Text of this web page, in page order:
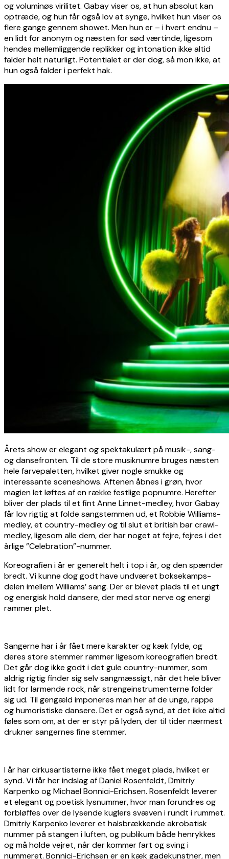
og voluminøs virilitet. Gabay viser os, at hun absolut kan
optræde, og hun får også lov at synge, hvilket hun viser os
flere gange gennem showet. Men hun er – i hvert endnu –
en lidt for anonym og næsten for sød værtinde, ligesom
hendes mellemliggende replikker og intonation ikke altid
falder helt naturligt. Potentialet er der dog, så mon ikke, at
hun også falder i perfekt hak.
Årets show er elegant og spektakulært på musik-, sang-
og dansefronten. Til de store musiknumre bruges næsten
hele farvepaletten, hvilket giver nogle smukke og
interessante sceneshows. Aftenen åbnes i grøn, hvor
magien let løftes af en række festlige popnumre. Herefter
bliver der plads til et fint Anne Linnet-medley, hvor Gabay
får lov rigtig at folde sangstemmen ud, et Robbie Williams-
medley, et country-medley og til slut et british bar crawl-
medley, ligesom alle dem, der har noget at fejre, fejres i det
årlige ”Celebration”-nummer.
Koreografien i år er generelt helt i top i år, og den spænder
bredt. Vi kunne dog godt have undværet boksekamps-
delen imellem Williams’ sang. Der er blevet plads til et ungt
og energisk hold dansere, der med stor nerve og energi
rammer plet.
Sangerne har i år fået mere karakter og kæk fylde, og
deres store stemmer rammer ligesom koreografien bredt.
Det går dog ikke godt i det gule country-nummer, som
aldrig rigtig finder sig selv sangmæssigt, når det hele bliver
lidt for larmende rock, når strengeinstrumenterne folder
sig ud. Til gengæld imponeres man her af de unge, rappe
og humoristiske dansere. Det er også synd, at det ikke altid
føles som om, at der er styr på lyden, der til tider nærmest
drukner sangernes fine stemmer.
I år har cirkusartisterne ikke fået meget plads, hvilket er
synd. Vi får her indslag af Daniel Rosenfeldt, Dmitriy
Karpenko og Michael Bonnici-Erichsen. Rosenfeldt leverer
et elegant og poetisk lysnummer, hvor man forundres og
forbløffes over de lysende kuglers svæven i rundt i rummet.
Dmitriy Karpenko leverer et halsbrækkende akrobatisk
nummer på stangen i luften, og publikum både henrykkes
og må holde vejret, når der kommer fart og sving i
nummeret. Bonnici-Erichsen er en kæk gadekunstner, men